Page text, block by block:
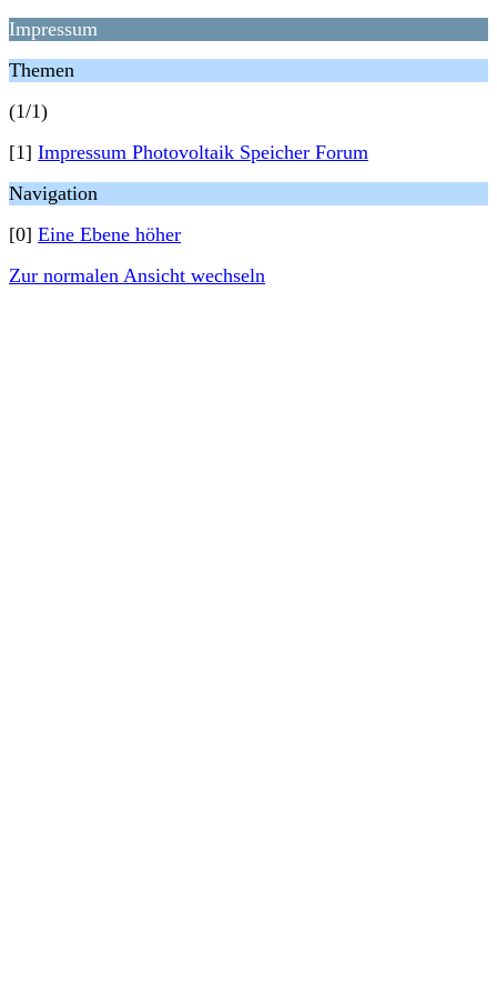
Impressum
Themen
(1/1)
[1] Impressum Photovoltaik Speicher Forum
Navigation
[0] Eine Ebene höher
Zur normalen Ansicht wechseln